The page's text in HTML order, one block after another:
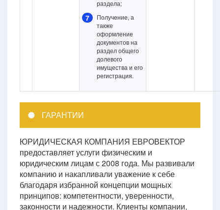
раздела;
7
Получение, а
также
оформление
документов на
раздел общего
долевого
имущества и его
регистрация.
ГАРАНТИИ
ЮРИДИЧЕСКАЯ КОМПАНИЯ ЕВРОВЕКТОР
предоставляет услуги физическим и
юридическим лицам с 2008 года. Мы развивали
компанию и накапливали уважение к себе
благодаря избранной концепции мощных
принципов: компетентности, уверенности,
законности и надежности. Клиенты компании,